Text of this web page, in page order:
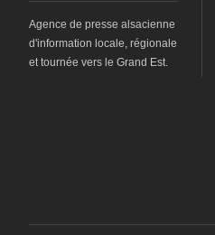
Agence de presse alsacienne
d'information locale, régionale
et tournée vers le Grand Est.